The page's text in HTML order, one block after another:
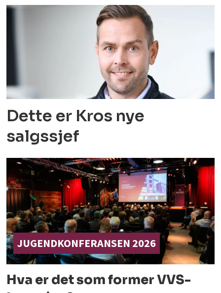
Dette er Kros nye
salgssjef
JUGENDKONFERANSEN 2026
Hva er det som formerVVS-